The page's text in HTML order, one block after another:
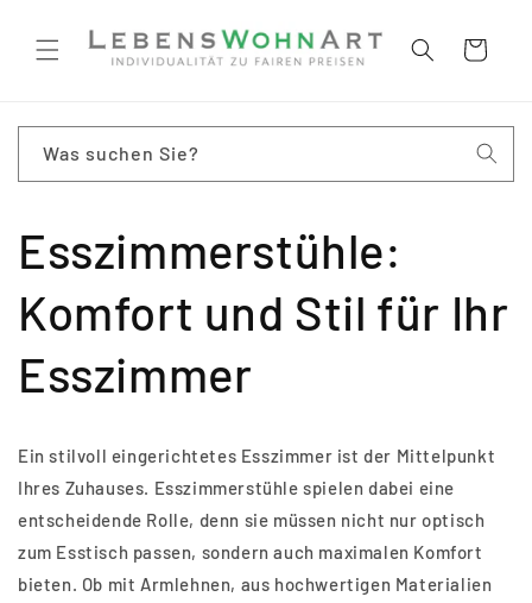
Inhalt
Warenkorb
Was suchen Sie?
Esszimmerstühle:
Komfort und Stil für Ihr
Esszimmer
Ein stilvoll eingerichtetes Esszimmer ist der Mittelpunkt
Ihres Zuhauses. Esszimmerstühle spielen dabei eine
entscheidende Rolle, denn sie müssen nicht nur optisch
zum Esstisch passen, sondern auch maximalen Komfort
bieten. Ob mit Armlehnen, aus hochwertigen Materialien